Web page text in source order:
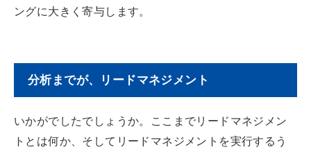
ングに大きく寄与します。
分析までが、リードマネジメント
いかがでしたでしょうか。ここまでリードマネジメン
トとは何か、そしてリードマネジメントを実行するう